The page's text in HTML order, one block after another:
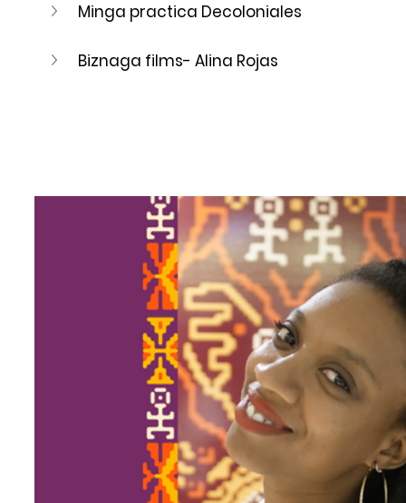
Minga practica Decoloniales
Biznaga films- Alina Rojas